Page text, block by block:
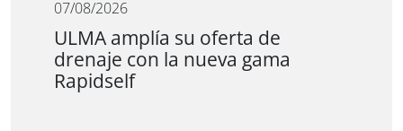
07/08/2026
ULMA amplía su oferta de
drenaje con la nueva gama
Rapidself